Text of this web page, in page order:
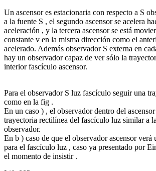
Un ascensor es estacionaria con respecto a S
a la fuente S , el segundo ascensor se acelera
aceleración , y la tercera ascensor se está
constante v en la misma dirección como el
acelerado. Además observador S externa en
hay un observador capaz de ver sólo la
interior fascículo ascensor.
Para el observador S luz fascículo seguir una
como en la fig .
En un caso ) , el observador dentro del
trayectoria rectilínea del fascículo luz similar a
observador.
En b ) caso de que el observador ascensor verá
para el fascículo luz , caso ya presentado por
el momento de insistir .